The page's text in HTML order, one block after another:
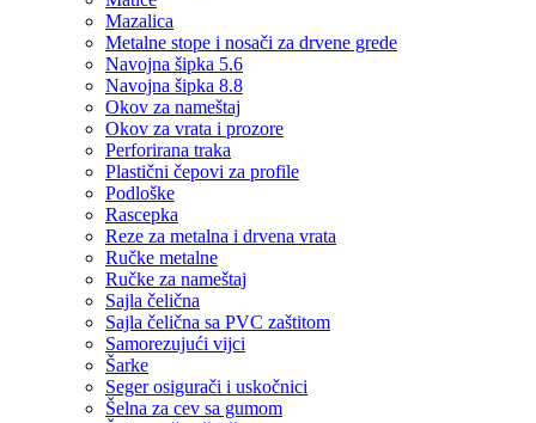
Mazalica
Metalne stope i nosači za drvene grede
Navojna šipka 5.6
Navojna šipka 8.8
Okov za nameštaj
Okov za vrata i prozore
Perforirana traka
Plastični čepovi za profile
Podloške
Rascepka
Reze za metalna i drvena vrata
Ručke metalne
Ručke za nameštaj
Sajla čelična
Sajla čelična sa PVC zaštitom
Samorezujući vijci
Šarke
Seger osigurači i uskočnici
Šelna za cev sa gumom